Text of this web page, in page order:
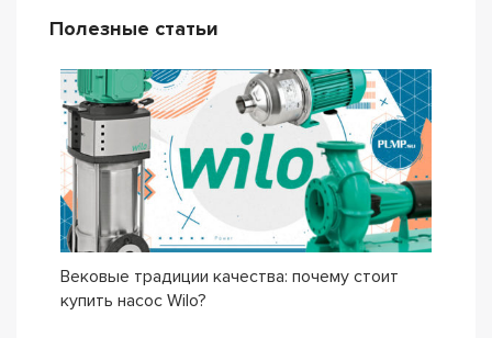
Полезные статьи
Вековые традиции качества: почему стоит
купить насос Wilo?